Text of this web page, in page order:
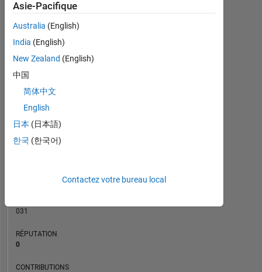
CONTRIBUTIONS L
0
4
031
RÉPUTATION
0
CONTRIBUTIONS
Asie-Pacifique
Australia (English)
India (English)
New Zealand (English)
中国
简体中文
English
日本 (日本語)
한국 (한국어)
Contactez votre bureau local